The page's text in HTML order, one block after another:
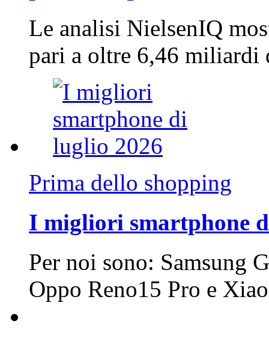
Le analisi NielsenIQ
pari a oltre 6,46
Prima dello shopping
I migliori smartphone
Per noi sono: Samsung
Oppo Reno15 Pro e